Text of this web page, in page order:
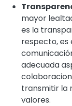
mayor
es la
respecto, es
adecuada
transmitir la
valores.